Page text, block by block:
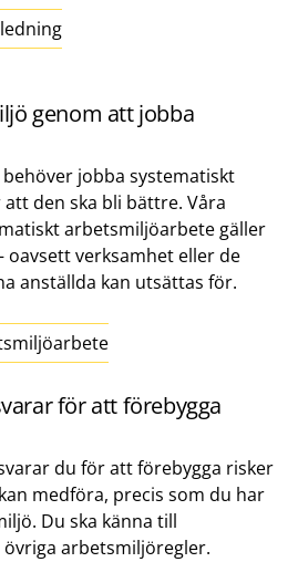
genom att jobba
jobba systematiskt
den ska bli bättre. Våra
arbetsmiljöarbete gäller
oavsett verksamhet eller de
anställda kan utsättas för.
för att förebygga
du för att förebygga risker
medföra, precis som du har
Du ska känna till
arbetsmiljöregler.